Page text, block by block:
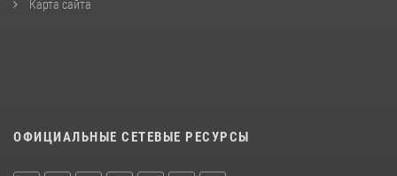
Карта сайта
ОФИЦИАЛЬНЫЕ СЕТЕВЫЕ РЕСУРСЫ